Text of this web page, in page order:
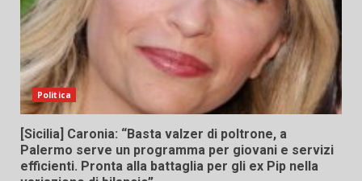
Politica
[Sicilia] Caronia: “Basta valzer di poltrone, a
Palermo serve un programma per giovani e servizi
efficienti. Pronta alla battaglia per gli ex Pip nella